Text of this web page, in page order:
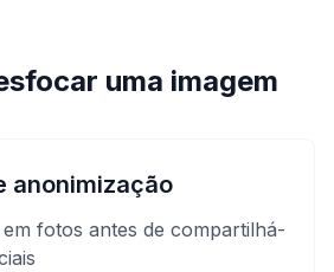
uma imagem
anonimização
fotos antes de compartilhá-